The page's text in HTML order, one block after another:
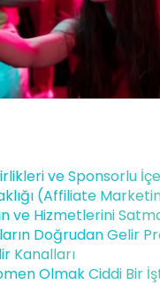
ve Sponsorlu
(Affiliate
ve Hizmetlerini
Doğrudan Gelir
Kanalları
Olmak Ciddi Bir